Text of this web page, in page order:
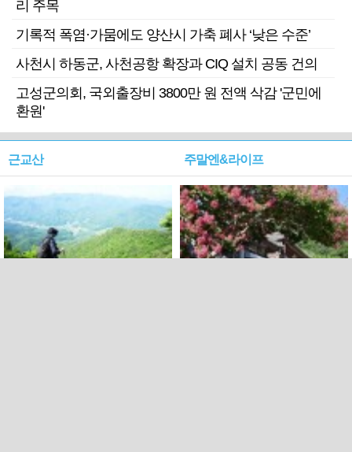
리 주목
기록적 폭염·가뭄에도 양산시 가축 폐사 ‘낮은 수준’
사천시 하동군, 사천공항 확장과 CIQ 설치 공동 건의
고성군의회, 국외출장비 3800만 원 전액 삭감 '군민에
환원'
근교산 주말엔&라이프